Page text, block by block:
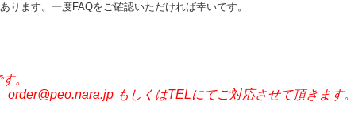
ます。一度FAQをご確認いただければ幸いです。
。
もしくはTELにてご対応させて頂きます。